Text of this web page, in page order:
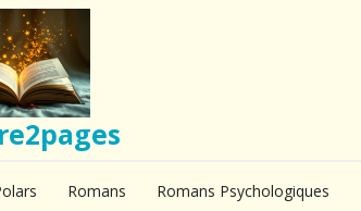
Romans Romans Psychologiques